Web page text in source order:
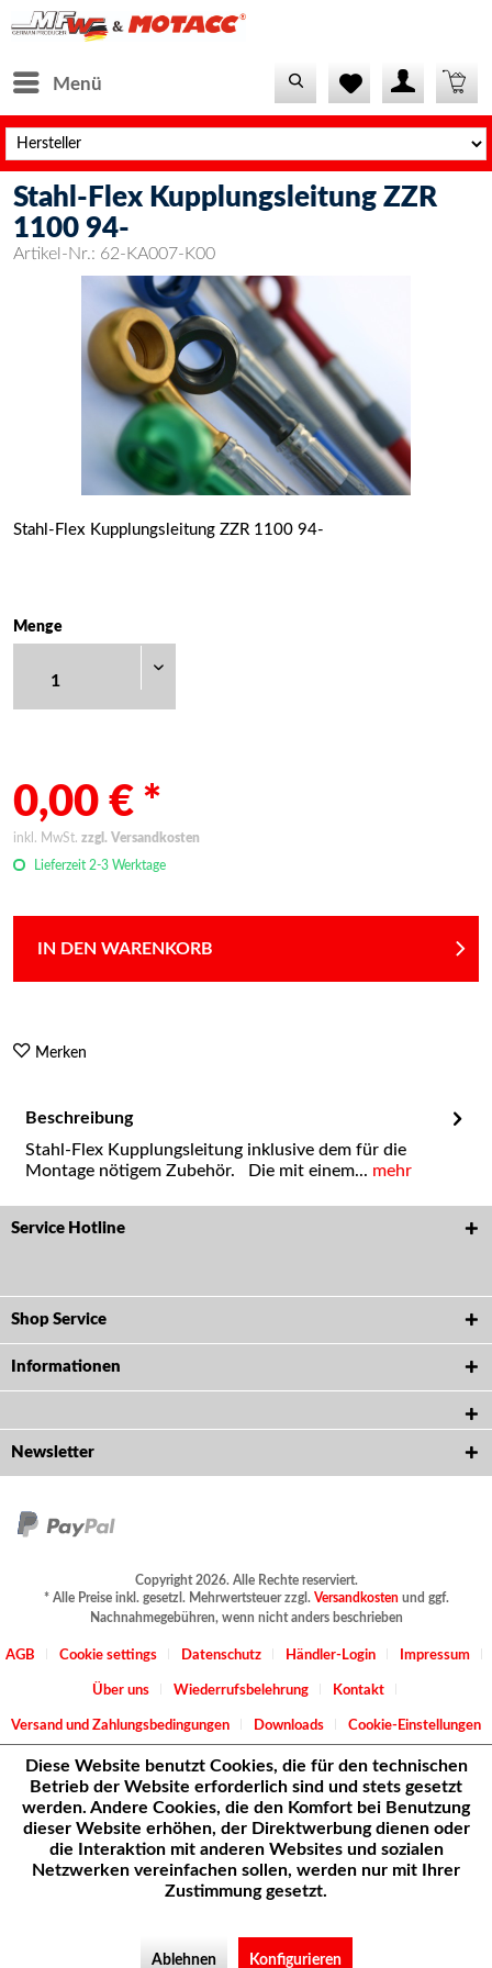
Menü
Stahl-Flex Kupplungsleitung ZZR
1100 94-
Artikel-Nr.: 62-KA007-K00
Stahl-Flex Kupplungsleitung ZZR 1100 94-
Menge
0,00 € *
inkl. MwSt. zzgl. Versandkosten
Lieferzeit 2-3 Werktage
IN DEN WARENKORB
Merken
Beschreibung
Stahl-Flex Kupplungsleitung inklusive dem für die
Montage nötigem Zubehör. Die mit einem... mehr
Service Hotline
Shop Service
Informationen
Newsletter
Copyright 2026. Alle Rechte reserviert.
* Alle Preise inkl. gesetzl. Mehrwertsteuer zzgl. Versandkostenund ggf.
Nachnahmegebühren, wenn nicht anders beschrieben
AGB Cookie settings Datenschutz Händler-Login Impressum
Über uns Wiederrufsbelehrung Kontakt
Versand und Zahlungsbedingungen Downloads Cookie-Einstellungen
Diese Website benutzt Cookies, die für den technischen
Betrieb der Website erforderlich sind und stets gesetzt
werden. Andere Cookies, die den Komfort bei Benutzung
dieser Website erhöhen, der Direktwerbung dienen oder
die Interaktion mit anderen Websites und sozialen
Netzwerken vereinfachen sollen, werden nur mit Ihrer
Zustimmung gesetzt.
Ablehnen Konfigurieren